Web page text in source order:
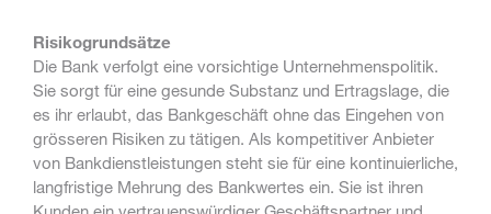
Risikogrundsätze
Die Bank verfolgt eine vorsichtige Unternehmenspolitik.
Sie sorgt für eine gesunde Substanz und Ertragslage, die
es ihr erlaubt, das Bankgeschäft ohne das Eingehen von
grösseren Risiken zu tätigen. Als kompetitiver Anbieter
von Bankdienstleistungen steht sie für eine kontinuierliche,
langfristige Mehrung des Bankwertes ein. Sie ist ihren